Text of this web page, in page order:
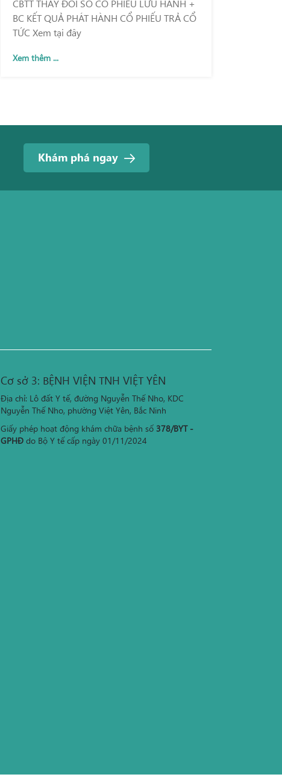
CBTT THAY ĐỔI SỐ CỔ PHIẾU LƯU HÀNH +
BC KẾT QUẢ PHÁT HÀNH CỔ PHIẾU TRẢ CỔ
TỨC Xem tại đây
Xem thêm ...
Khám phá ngay
Cơ sở 3: BỆNH VIỆN TNH VIỆT YÊN
Địa chỉ: Lô đất Y tế, đường Nguyễn Thế Nho, KDC
Nguyễn Thế Nho, phường Việt Yên, Bắc Ninh
Giấy phép hoạt động khám chữa bệnh số 378/BYT -
GPHĐ do Bộ Y tế cấp ngày 01/11/2024